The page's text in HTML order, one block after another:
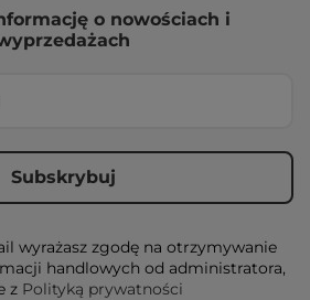
o nowościach i
wyrażasz zgodę na otrzymywanie
handlowych od administratora,
z Polityką prywatności